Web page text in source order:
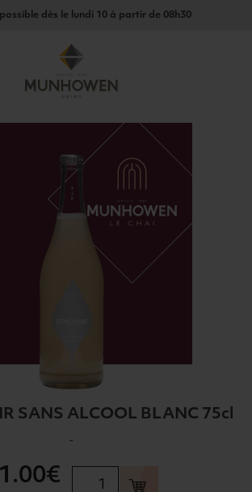
possible dès le lundi 10 à partir de 08h30
SANS ALCOOL BLANC 75cl
-
.00€